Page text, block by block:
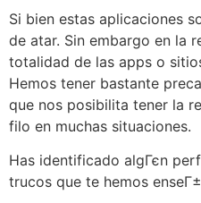
Si bien estas aplicaciones
de atar. Sin embargo en la
totalidad de las apps o
Hemos tener bastante
que nos posibilita tener la
filo en muchas situaciones.
Has identificado algГєn
trucos que te hemos